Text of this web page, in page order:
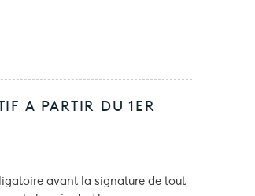
A PARTIR DU 1ER
avant la signature de tout